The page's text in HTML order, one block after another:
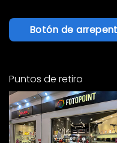
Botón de
Puntos de retiro